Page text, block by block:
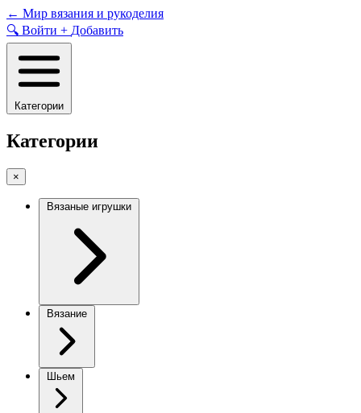
Skip
to
content
← Мир вязания и рукоделия
🔍 Войти + Добавить
Категории
Категории
×
Вязаные игрушки
Вязание
Шьем